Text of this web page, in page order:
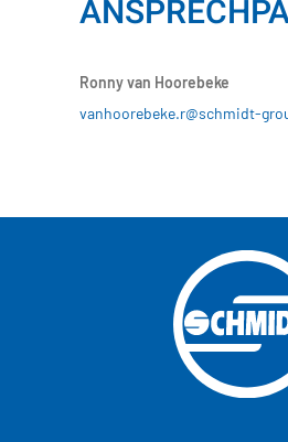
Ronny van Hoorebeke
vanhoorebeke.r@schmidt-